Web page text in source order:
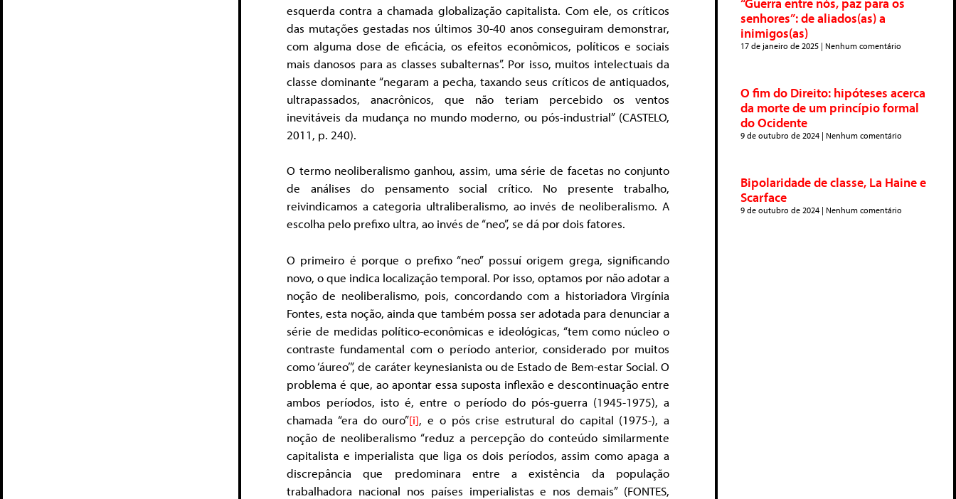
esquerda contra a chamada globalização capitalista. Com ele, os críticos
das mutações gestadas nos últimos 30-40 anos conseguiram demonstrar,
com alguma dose de eficácia, os efeitos econômicos, políticos e sociais
mais danosos para as classes subalternas”. Por isso, muitos intelectuais da
classe dominante “negaram a pecha, taxando seus críticos de antiquados,
ultrapassados, anacrônicos, que não teriam percebido os ventos
inevitáveis da mudança no mundo moderno, ou pós-industrial” (CASTELO,
2011, p. 240).
O termo neoliberalismo ganhou, assim, uma série de facetas no conjunto
de análises do pensamento social crítico. No presente trabalho,
reivindicamos a categoria ultraliberalismo, ao invés de neoliberalismo. A
escolha pelo prefixo ultra, ao invés de “neo”, se dá por dois fatores.
O primeiro é porque o prefixo “neo” possuí origem grega, significando
novo, o que indica localização temporal. Por isso, optamos por não adotar a
noção de neoliberalismo, pois, concordando com a historiadora Virgínia
Fontes, esta noção, ainda que também possa ser adotada para denunciar a
série de medidas político-econômicas e ideológicas, “tem como núcleo o
contraste fundamental com o período anterior, considerado por muitos
como ‘áureo’”, de caráter keynesianista ou de Estado de Bem-estar Social. O
problema é que, ao apontar essa suposta inflexão e descontinuação entre
ambos períodos, isto é, entre o período do pós-guerra (1945-1975), a
chamada “era do ouro”[i], e o pós crise estrutural do capital (1975-), a
noção de neoliberalismo “reduz a percepção do conteúdo similarmente
capitalista e imperialista que liga os dois períodos, assim como apaga a
discrepância que predominara entre a existência da população
trabalhadora nacional nos países imperialistas e nos demais” (FONTES,
senhores”: de aliados(as) a
inimigos(as)
17 de janeiro de 2025 Nenhum comentário
O fim do Direito: hipóteses acerca
da morte de um princípio formal
do Ocidente
9 de outubro de 2024 Nenhum comentário
Bipolaridade de classe, La Haine e
Scarface
9 de outubro de 2024 Nenhum comentário